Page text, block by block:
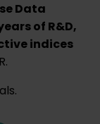
Data
of R&D,
indices